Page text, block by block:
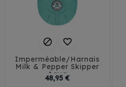
 
Imperméable/Harnais
Milk & Pepper Skipper
Aqua
48,95 €Prix